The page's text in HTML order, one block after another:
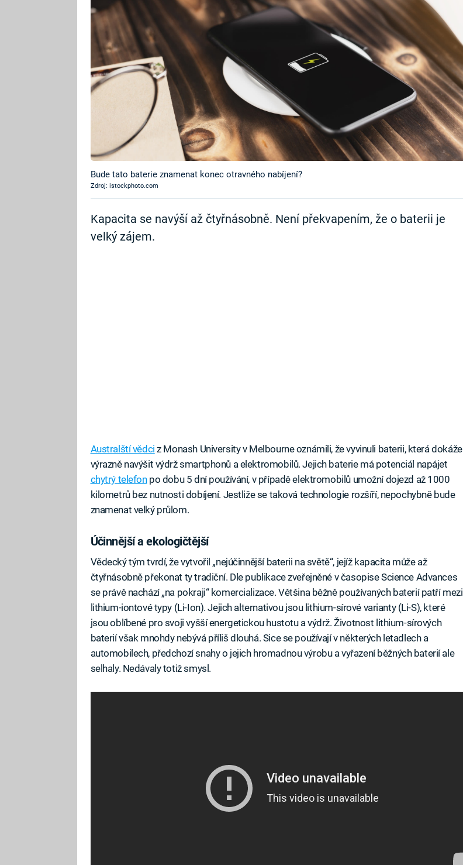
Bude tato baterie znamenat konec otravného nabíjení?
Zdroj: istockphoto.com
Kapacita se navýší až čtyřnásobně. Není překvapením, že o baterii je
velký zájem.
Australští vědci z Monash University v Melbourne oznámili, že vyvinuli baterii, která dokáže
výrazně navýšit výdrž smartphonů a elektromobilů. Jejich baterie má potenciál napájet
chytrý telefonpo dobu 5 dní používání, v případě elektromobilů umožní dojezd až 1000
kilometrů bez nutnosti dobíjení. Jestliže se taková technologie rozšíří, nepochybně bude
znamenat velký průlom.
Účinnější a ekologičtější
Vědecký tým tvrdí, že vytvořil „nejúčinnější baterii na světě“, jejíž kapacita může až
čtyřnásobně překonat ty tradiční. Dle publikace zveřejněné v časopise Science Advances
se právě nachází „na pokraji“ komercializace. Většina běžně používaných baterií patří mezi
lithium-iontové typy (Li-Ion). Jejich alternativou jsou lithium-sírové varianty (Li-S), které
jsou oblíbené pro svoji vyšší energetickou hustotu a výdrž. Životnost lithium-sírových
baterií však mnohdy nebývá příliš dlouhá. Sice se používají v některých letadlech a
automobilech, předchozí snahy o jejich hromadnou výrobu a vyřazení běžných baterií ale
selhaly. Nedávaly totiž smysl.